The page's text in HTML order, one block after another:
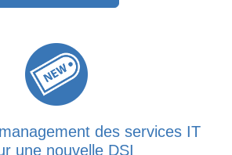
des services IT
une nouvelle DSI